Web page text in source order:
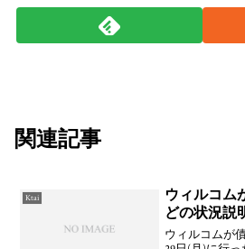
関連記事
Ktai
ウィルコム
どの状況説
ウィルコムが